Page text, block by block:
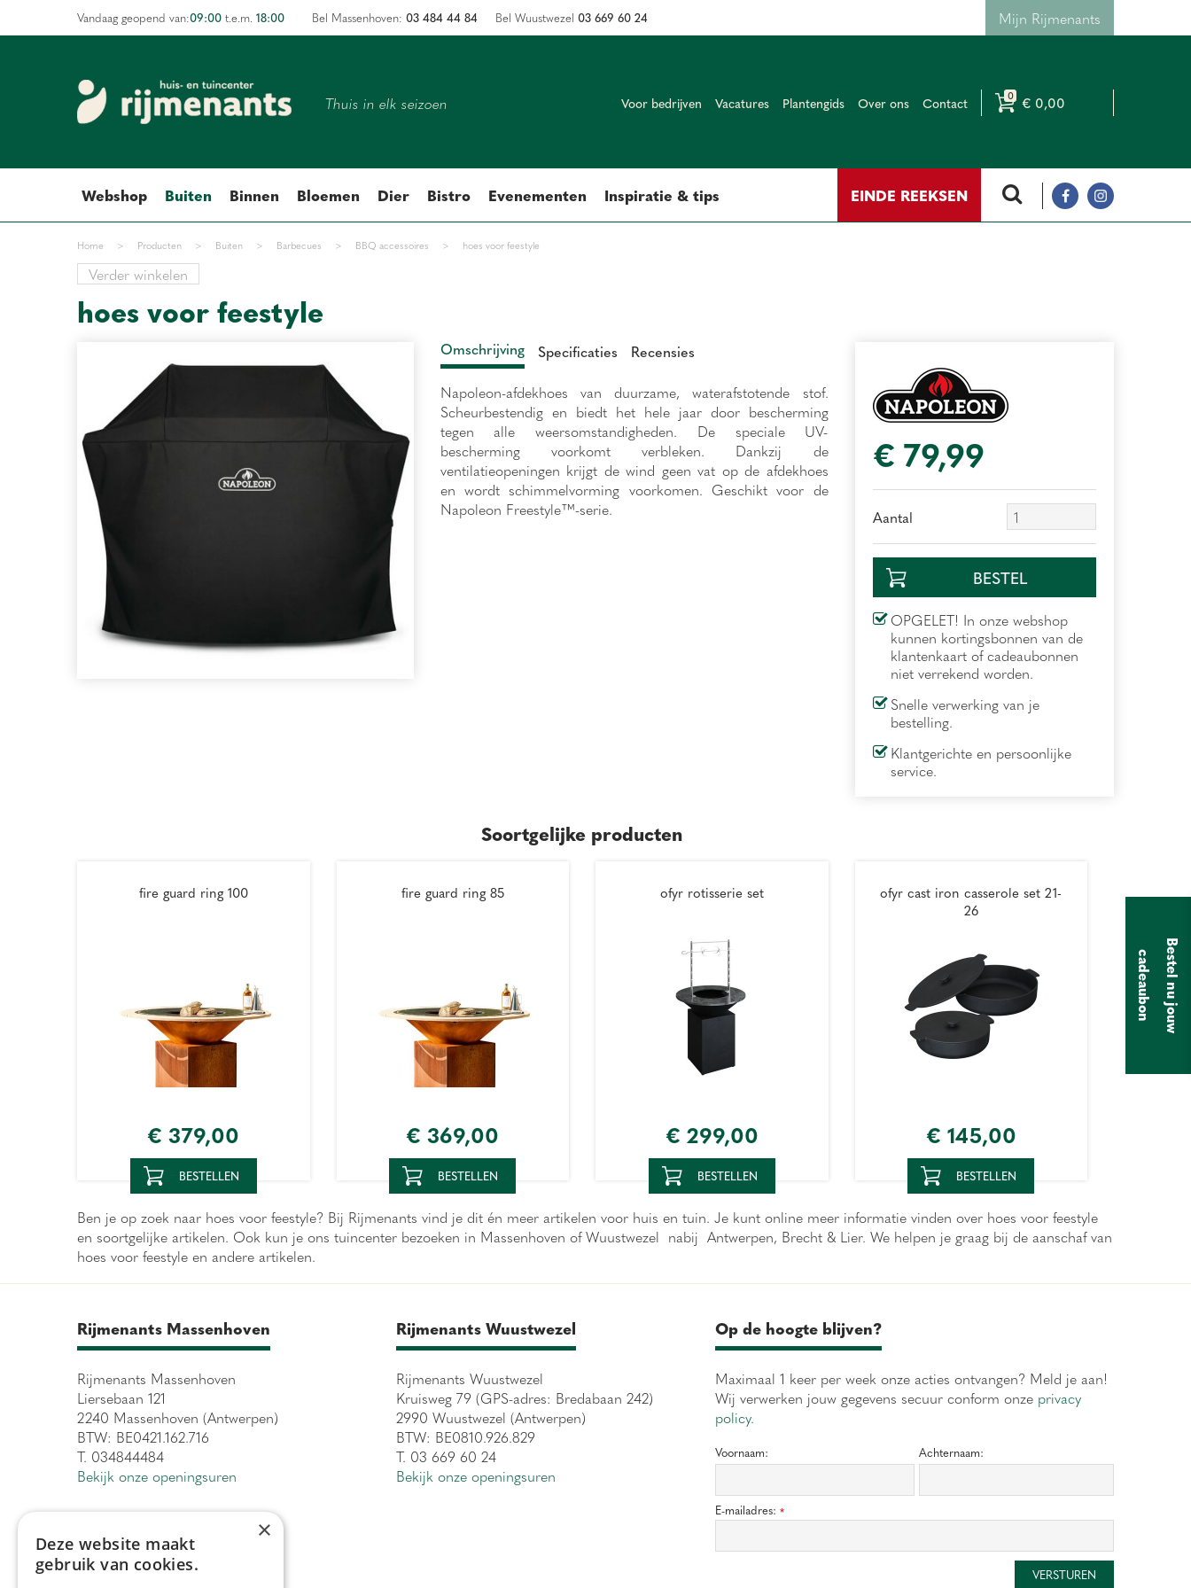
Home > Producten > Buiten > Barbecues > BBQ accessoires > hoes voor feestyle
Vandaag geopend van:09:00 t.e.m. 18:00 Mijn Rijmenants
Thuis in elk seizoen Voor bedrijven Vacatures Plantengids Over ons Contact € 0,00
Webshop EINDE REEKSEN
Buiten Binnen Bloemen Dier Bistro Evenementen Inspiratie & tips
Bel Massenhoven: 03 484 44 84 Bel Wuustwezel 03 669 60 24
Verder winkelen
hoes voor feestyle
€ 79,99
Aantal
OPGELET! In onze webshop
kunnen kortingsbonnen van de
klantenkaart of cadeaubonnen
niet verrekend worden.
Snelle verwerking van je
bestelling.
Klantgerichte en persoonlijke
service.
Omschrijving Specificaties Recensies
Napoleon-afdekhoes van duurzame, waterafstotende stof.
Scheurbestendig en biedt het hele jaar door bescherming
tegen alle weersomstandigheden. De speciale UV-
bescherming voorkomt verbleken. Dankzij de
ventilatieopeningen krijgt de wind geen vat op de afdekhoes
en wordt schimmelvorming voorkomen. Geschikt voor de
Napoleon Freestyle™-serie.
Soortgelijke producten
fire guard ring 100
€ 379,00
BESTELLEN
fire guard ring 85
€ 369,00
BESTELLEN
ofyr rotisserie set
€ 299,00
BESTELLEN
ofyr cast iron casserole set 21-
26
€ 145,00
BESTELLEN
Ben je op zoek naar hoes voor feestyle? Bij Rijmenants vind je dit én meer artikelen voor huis en tuin. Je kunt online meer informatie vinden over hoes voor feestyle
en soortgelijke artikelen. Ook kun je ons tuincenter bezoeken in Massenhoven of Wuustwezel nabij Antwerpen, Brecht & Lier. We helpen je graag bij de aanschaf van
hoes voor feestyle en andere artikelen.
Rijmenants Massenhoven
Rijmenants Massenhoven
Liersebaan 121
2240 Massenhoven (Antwerpen)
BTW: BE0421.162.716
T. 034844484
Bekijk onze openingsuren
Rijmenants Wuustwezel
Rijmenants Wuustwezel
Kruisweg 79 (GPS-adres: Bredabaan 242)
2990 Wuustwezel (Antwerpen)
BTW: BE0810.926.829
T. 03 669 60 24
Bekijk onze openingsuren
Op de hoogte blijven?
Maximaal 1 keer per week onze acties ontvangen? Meld je aan!
Wij verwerken jouw gegevens secuur conform onze privacy
policy.
Voornaam: Achternaam:
E-mailadres: *
B
e
s
t
e
l
n
u
j
o
u
w
ca
d
e
a
u
b
o
n
×
Deze website maakt
gebruik van cookies.